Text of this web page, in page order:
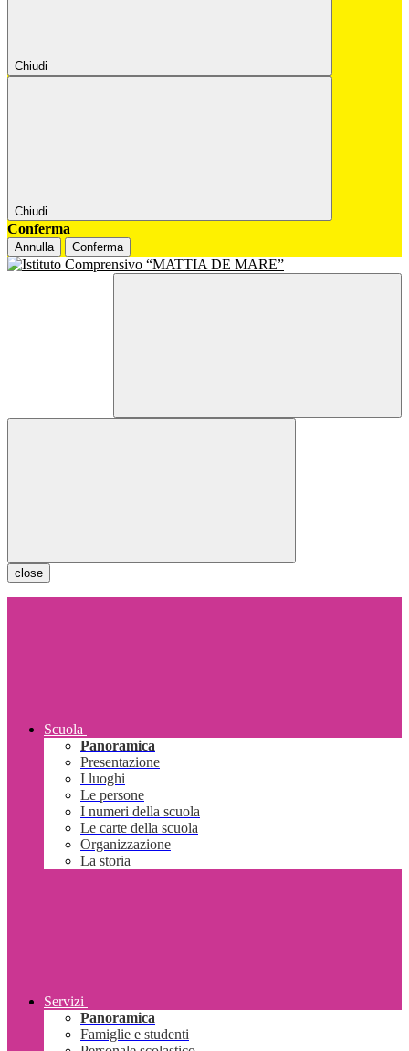
Chiudi
Chiudi
Conferma
Annulla Conferma
close
Scuola
Panoramica
Presentazione
I luoghi
Le persone
I numeri della scuola
Le carte della scuola
Organizzazione
La storia
Servizi
Panoramica
Famiglie e studenti